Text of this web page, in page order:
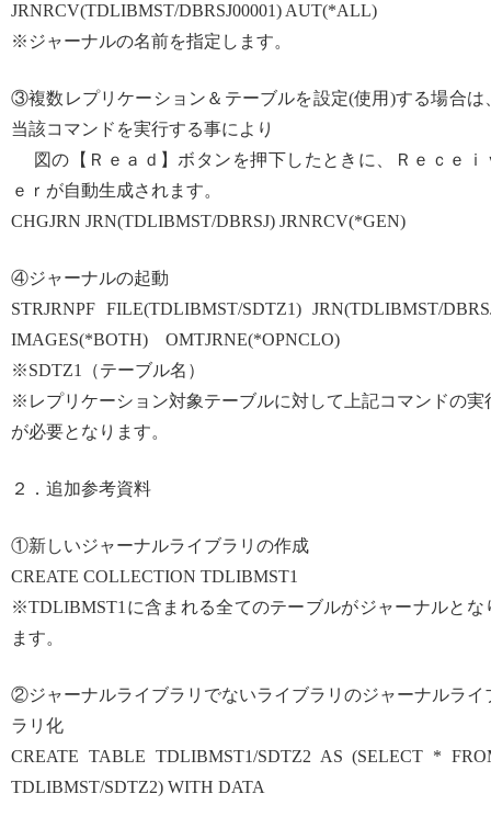
JRNRCV(TDLIBMST/DBRSJ00001) AUT(*ALL)
※ジャーナルの名前を指定します。
③複数レプリケーション＆テーブルを設定(使用)する場合は
当該コマンドを実行する事により
図の【Ｒｅａｄ】ボタンを押下したときに、Ｒｅｃｅｉ
ｅｒが自動生成されます。
CHGJRN JRN(TDLIBMST/DBRSJ) JRNRCV(*GEN)
④ジャーナルの起動
STRJRNPF FILE(TDLIBMST/SDTZ1) JRN(TDLIBMST/
IMAGES(*BOTH) OMTJRNE(*OPNCLO)
※SDTZ1（テーブル名）
※レプリケーション対象テーブルに対して上記コマンドの実
が必要となります。
２．追加参考資料
①新しいジャーナルライブラリの作成
CREATE COLLECTION TDLIBMST1
※TDLIBMST1に含まれる全てのテーブルがジャーナルとな
ます。
②ジャーナルライブラリでないライブラリのジャーナルライ
ラリ化
CREATE TABLE TDLIBMST1/SDTZ2 AS (SELECT *
TDLIBMST/SDTZ2) WITH DATA